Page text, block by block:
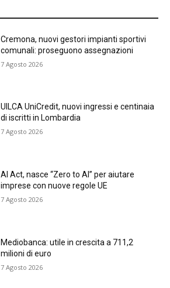
Cremona, nuovi gestori impianti sportivi
comunali: proseguono assegnazioni
7 Agosto 2026
UILCA UniCredit, nuovi ingressi e centinaia
di iscritti in Lombardia
7 Agosto 2026
AI Act, nasce “Zero to AI” per aiutare
imprese con nuove regole UE
7 Agosto 2026
Mediobanca: utile in crescita a 711,2
milioni di euro
7 Agosto 2026